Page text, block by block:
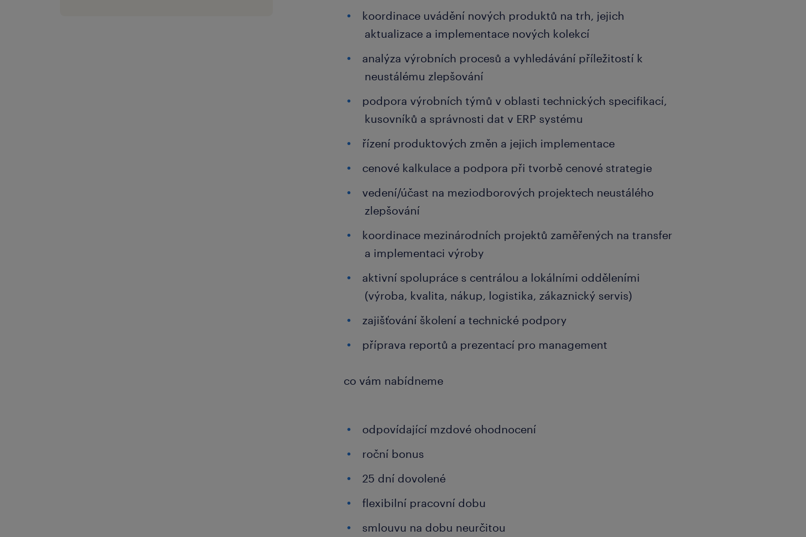
koordinace uvádění nových produktů na trh, jejich
aktualizace a implementace nových kolekcí
analýza výrobních procesů a vyhledávání příležitostí k
neustálému zlepšování
podpora výrobních týmů v oblasti technických specifikací,
kusovníků a správnosti dat v ERP systému
řízení produktových změn a jejich implementace
cenové kalkulace a podpora při tvorbě cenové strategie
vedení/účast na meziodborových projektech neustálého
zlepšování
koordinace mezinárodních projektů zaměřených na transfer
a implementaci výroby
aktivní spolupráce s centrálou a lokálními odděleními
(výroba, kvalita, nákup, logistika, zákaznický servis)
zajišťování školení a technické podpory
příprava reportů a prezentací pro management
co vám nabídneme
odpovídající mzdové ohodnocení
roční bonus
25 dní dovolené
flexibilní pracovní dobu
smlouvu na dobu neurčitou